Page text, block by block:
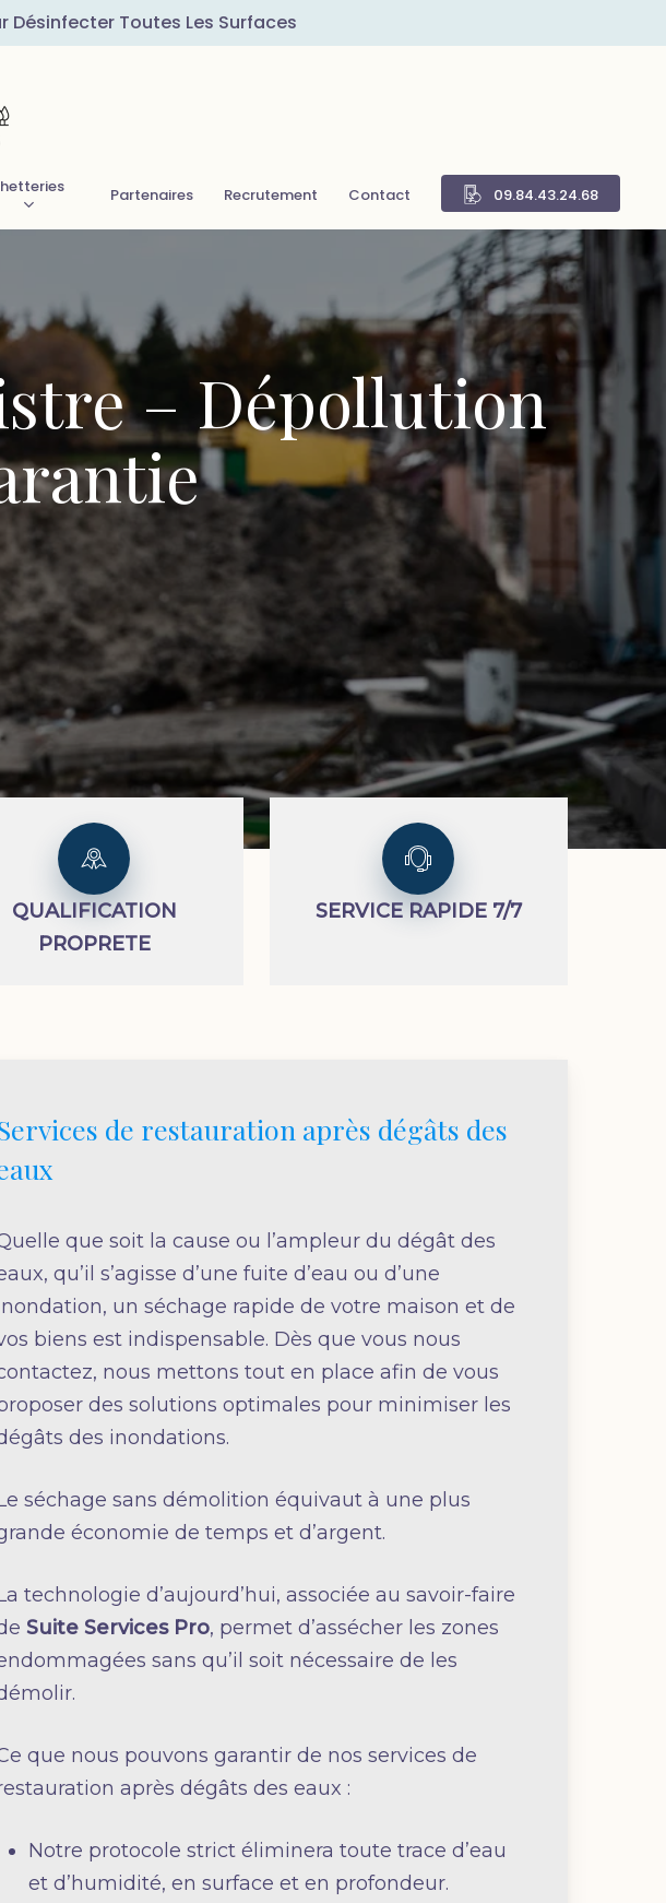
Désinfecter Toutes Les Surfaces
Partenaires Recrutement Contact 09.84.43.24.68
– Dépollution
QUALIFICATION
PROPRETE
SERVICE RAPIDE 7/7
de restauration après dégâts des
que soit la cause ou l’ampleur du dégât des
qu’il s’agisse d’une fuite d’eau ou d’une
un séchage rapide de votre maison et de
biens est indispensable. Dès que vous nous
nous mettons tout en place afin de vous
des solutions optimales pour minimiser les
des inondations.
séchage sans démolition équivaut à une plus
économie de temps et d’argent.
technologie d’aujourd’hui, associée au savoir-faire
Suite Services Pro, permet d’assécher les zones
sans qu’il soit nécessaire de les
que nous pouvons garantir de nos services de
après dégâts des eaux :
Notre protocole strict éliminera toute trace d’eau
et d’humidité, en surface et en profondeur.